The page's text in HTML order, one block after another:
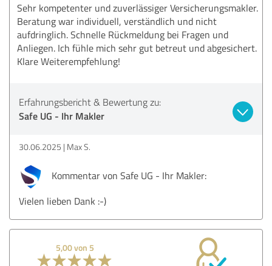
Sehr kompetenter und zuverlässiger Versicherungsmakler.
Beratung war individuell, verständlich und nicht
aufdringlich. Schnelle Rückmeldung bei Fragen und
Anliegen. Ich fühle mich sehr gut betreut und abgesichert.
Klare Weiterempfehlung!
Erfahrungsbericht & Bewertung zu:
Safe UG - Ihr Makler
30.06.2025 Max S.
Kommentar von Safe UG - Ihr Makler:
Vielen lieben Dank :-)
5,00 von 5